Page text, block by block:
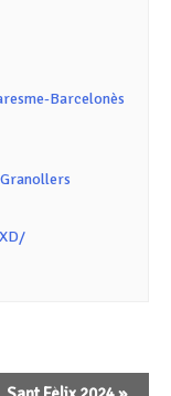
Barcelonès
Granollers